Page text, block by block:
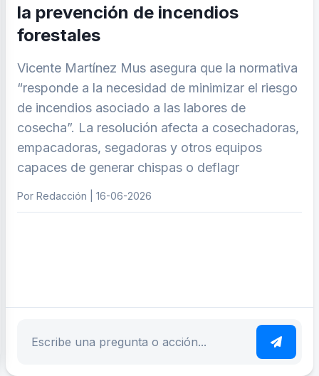
la prevención de incendios
forestales
Vicente Martínez Mus asegura que la normativa
“responde a la necesidad de minimizar el riesgo
de incendios asociado a las labores de
cosecha”. La resolución afecta a cosechadoras,
empacadoras, segadoras y otros equipos
capaces de generar chispas o deflagr
Por Redacción | 16-06-2026
Escribe tu pregunta